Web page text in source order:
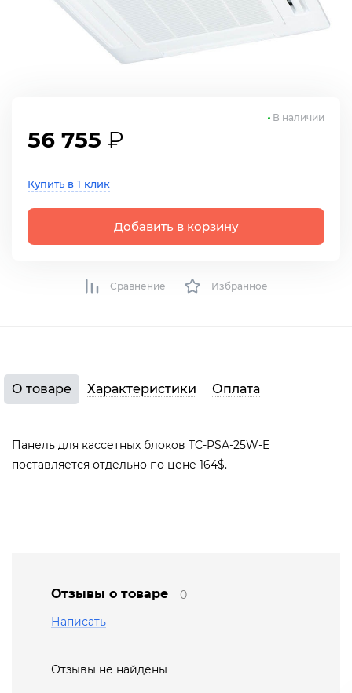
56 755 ₽
Купить в 1 клик
Добавить в корзину
В наличии
Сравнение Избранное
О товаре Характеристики Оплата
Панель для кассетных блоков TC-PSA-25W-E
поставляется отдельно по цене 164$.
Отзывы о товаре
0
Написать
Отзывы не найдены